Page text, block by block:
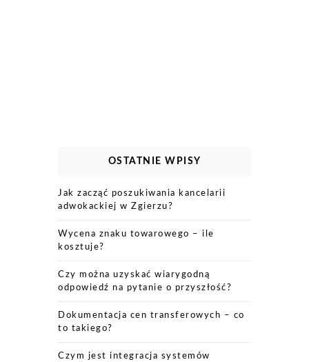
OSTATNIE WPISY
Jak zacząć poszukiwania kancelarii
adwokackiej w Zgierzu?
Wycena znaku towarowego – ile
kosztuje?
Czy można uzyskać wiarygodną
odpowiedź na pytanie o przyszłość?
Dokumentacja cen transferowych – co
to takiego?
Czym jest integracja systemów